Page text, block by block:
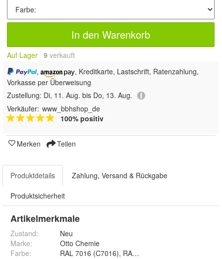
In den Warenkorb
Auf Lager 9 verkauft
,
, Kreditkarte, Lastschrift, Ratenzahlung,
Vorkasse per Überweisung
Zustellung: Di, 11. Aug. bis Do, 13. Aug.
Verkäufer: www_bbhshop_de
100% positiv
Merken Teilen
Produktdetails Zahlung, Versand & Rückgabe
Produktsicherheit
Artikelmerkmale
Zustand:
Neu
Marke:
Otto Chemie
Farbe: RAL 7016 (C7016), RAL 7039 (C7039), RAL